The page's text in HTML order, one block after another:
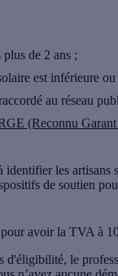
de 2 ans ;
est inférieure
au réseau
(Reconnu
les artisans
de soutien
avoir la TVA à
d'éligibilité, le